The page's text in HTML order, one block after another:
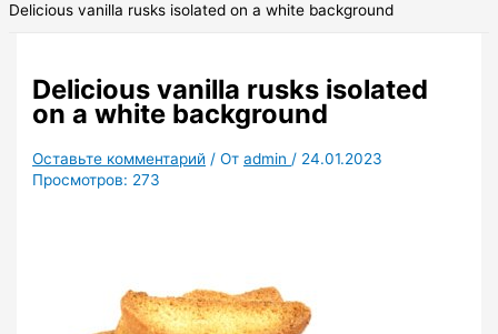
Delicious vanilla rusks isolated on a white background
Delicious vanilla rusks isolated
on a white background
Оставьте комментарий / Отadmin / 24.01.2023
Просмотров: 273